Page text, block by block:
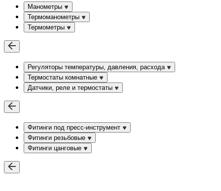
Манометры
Термоманометры
Термометры
Регуляторы температуры, давления, расхода
Термостаты комнатные
Датчики, реле и термостаты
Фитинги под пресс-инструмент
Фитинги резьбовые
Фитинги цанговые